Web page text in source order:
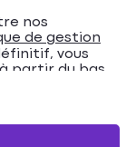
nos
de gestion
vous
partir du bas